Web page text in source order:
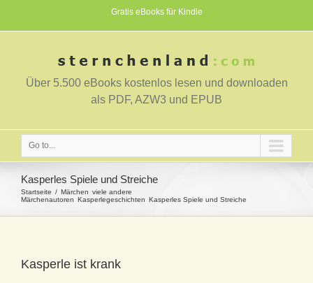
Gratis eBooks für Kindle
Über 5.500 eBooks kostenlos lesen und downloaden
als PDF, AZW3 und EPUB
Go to...
Kasperles Spiele und Streiche
Startseite Märchen viele andere
Märchenautoren Kasperlegeschichten Kasperles Spiele und Streiche
Kasperle ist krank